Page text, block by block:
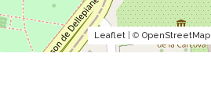
Leaflet | ©OpenStreetMap